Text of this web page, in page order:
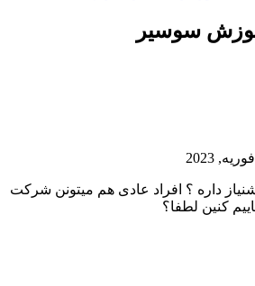
سوسیر
داره ؟ افراد عادی هم میتونن شرکت
کنین لطفا؟